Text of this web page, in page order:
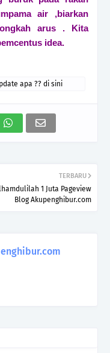
air ,biarkan
arus . Kita
idea.
apa ?? di sini
TERBARU
1 Juta Pageview
Blog Akupenghibur.com